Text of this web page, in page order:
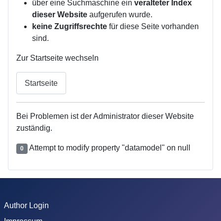
über eine Suchmaschine ein veralteter Index
dieser Website aufgerufen wurde.
keine Zugriffsrechte für diese Seite vorhanden
sind.
Zur Startseite wechseln
Startseite
Bei Problemen ist der Administrator dieser Website
zuständig.
0 Attempt to modify property "datamodel" on null
Author Login